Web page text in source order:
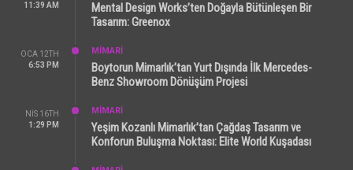
11:39 AM
Mental Design Works’ten Doğayla Bütünleşen Bir
Tasarım: Greenox
OCA 12TH
6:53 PM
MİMARİ
Boytorun Mimarlık’tan Yurt Dışında İlk Mercedes-
Benz Showroom Dönüşüm Projesi
NIS 16TH
1:29 PM
MİMARİ
Yeşim Kozanlı Mimarlık’tan Çağdaş Tasarım ve
Konforun Buluşma Noktası: Elite World Kuşadası